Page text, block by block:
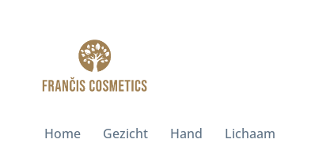
Home Gezicht Hand Lichaam